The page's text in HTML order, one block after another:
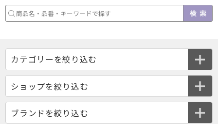
ショップを絞り込む
ブランドを絞り込む